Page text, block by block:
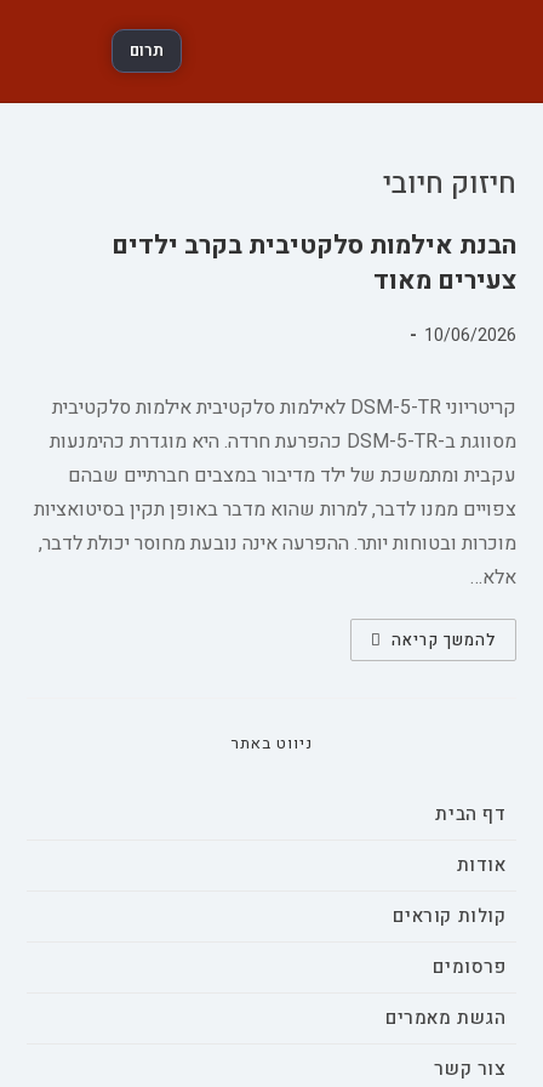
תרום
חיזוק חיובי
הבנת אילמות סלקטיבית בקרב ילדים
צעירים מאוד
פורסם:
10/06/2026
קריטריוני DSM-5-TR לאילמות סלקטיבית אילמות סלקטיבית
מסווגת ב-DSM-5-TR כהפרעת חרדה. היא מוגדרת כהימנעות
עקבית ומתמשכת של ילד מדיבור במצבים חברתיים שבהם
צפויים ממנו לדבר, למרות שהוא מדבר באופן תקין בסיטואציות
מוכרות ובטוחות יותר. ההפרעה אינה נובעת מחוסר יכולת לדבר,
אלא…
להמשך קריאההבנת
אילמות
ניווט באתר
דף הבית
אודות
קולות קוראים
פרסומים
הגשת מאמרים
צור קשר